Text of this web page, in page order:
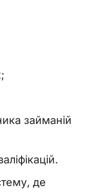
займаній
де